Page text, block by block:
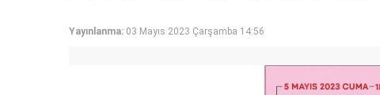
Yayınlanma: 03 Mayıs 2023 Çarşamba 14:56